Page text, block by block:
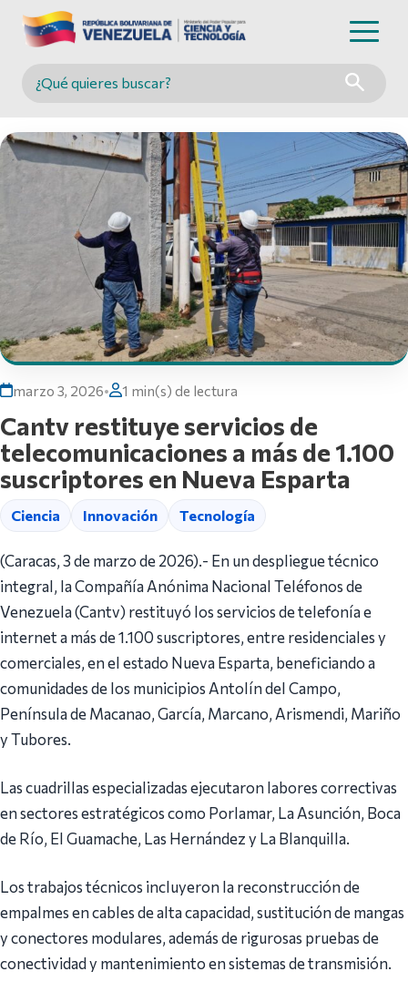
Buscar en MINCYT
marzo 3, 2026• 1 min(s) de lectura
Cantv restituye servicios de
telecomunicaciones a más de 1.100
suscriptores en Nueva Esparta
Ciencia Innovación Tecnología
(Caracas, 3 de marzo de 2026).- En un despliegue técnico
integral, la Compañía Anónima Nacional Teléfonos de
Venezuela (Cantv) restituyó los servicios de telefonía e
internet a más de 1.100 suscriptores, entre residenciales y
comerciales, en el estado Nueva Esparta, beneficiando a
comunidades de los municipios Antolín del Campo,
Península de Macanao, García, Marcano, Arismendi, Mariño
y Tubores.
Las cuadrillas especializadas ejecutaron labores correctivas
en sectores estratégicos como Porlamar, La Asunción, Boca
de Río, El Guamache, Las Hernández y La Blanquilla.
Los trabajos técnicos incluyeron la reconstrucción de
empalmes en cables de alta capacidad, sustitución de mangas
y conectores modulares, además de rigurosas pruebas de
conectividad y mantenimiento en sistemas de transmisión.